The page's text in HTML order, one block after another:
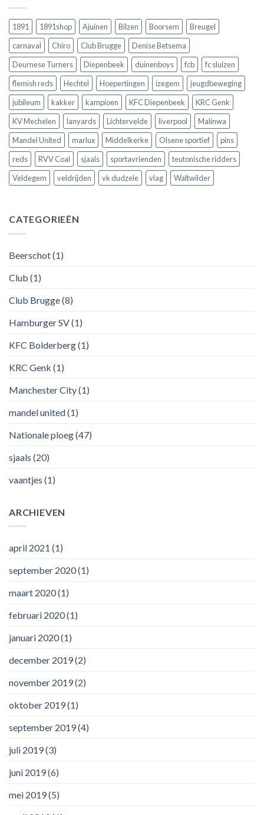
!!
de
Europese
velden
Club
Brugge
volgens
Argentijnse
media
1891 1891shop Ajuinen Bilzen Boorsem
Breugel
carnaval
Chiro Club Brugge
Denise Betsema
Deurnese Turners
Diepenbeek duinenboys fcb
fc sluizen
flemish reds
Hechtel Hoepertingen izegem
jeugdbeweging
jubileum
kakker kampioen KFC Diepenbeek
KRC Genk
KV Mechelen
lanyards Lichtervelde liverpool
Malinwa
Mandel United
marlux Middelkerke Olsene sportief
pins
reds
RVV Coal sjaals sportavrienden
teutonische ridders
Veldegem
veldrijden vk dudzele vlag Waltwilder
CATEGORIEËN
Beerschot(1)
Club (1)
Club Brugge(8)
Hamburger SV(1)
KFC Bolderberg(1)
KRC Genk (1)
Manchester City(1)
mandel united(1)
Nationale ploeg(47)
sjaals (20)
vaantjes (1)
ARCHIEVEN
april 2021 (1)
september 2020(1)
maart 2020(1)
februari 2020(1)
januari 2020(1)
december 2019(2)
november 2019(2)
oktober 2019(1)
september 2019(4)
juli 2019(3)
juni 2019(6)
mei 2019(5)